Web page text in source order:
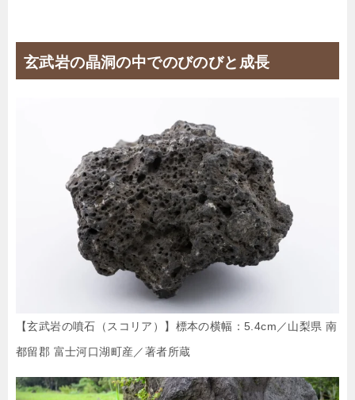
玄武岩の晶洞の中でのびのびと成長
【玄武岩の噴石（スコリア）】標本の横幅：5.4cm／山梨県 南
都留郡 富士河口湖町産／著者所蔵